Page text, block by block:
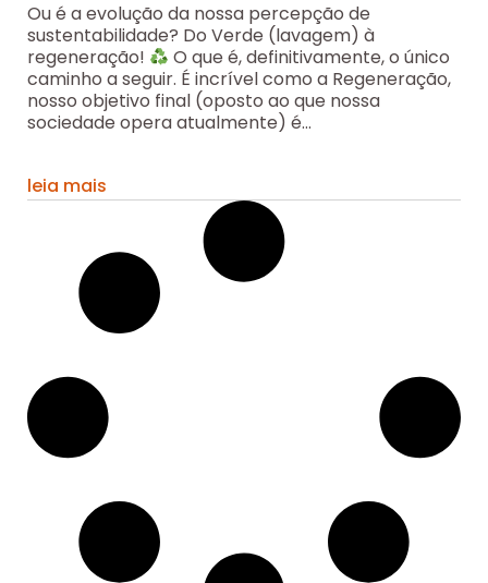
Ou é a evolução da nossa percepção de
sustentabilidade? Do Verde (lavagem) à
regeneração!
O que é, definitivamente, o único
caminho a seguir. É incrível como a Regeneração,
nosso objetivo final (oposto ao que nossa
sociedade opera atualmente) é...
leia mais